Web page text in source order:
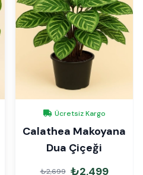
Ücretsiz Kargo
Calathea Makoyana
Dua Çiçeği
₺2,699 ₺2,499